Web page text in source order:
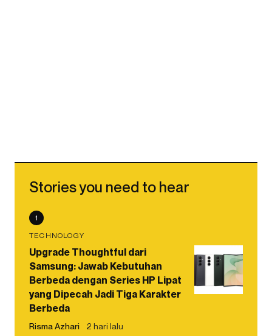
Stories you need to hear
1
TECHNOLOGY
Upgrade Thoughtful dari
Samsung: Jawab Kebutuhan
Berbeda dengan Series HP Lipat
yang Dipecah Jadi Tiga Karakter
Berbeda
Risma Azhari 2 hari lalu